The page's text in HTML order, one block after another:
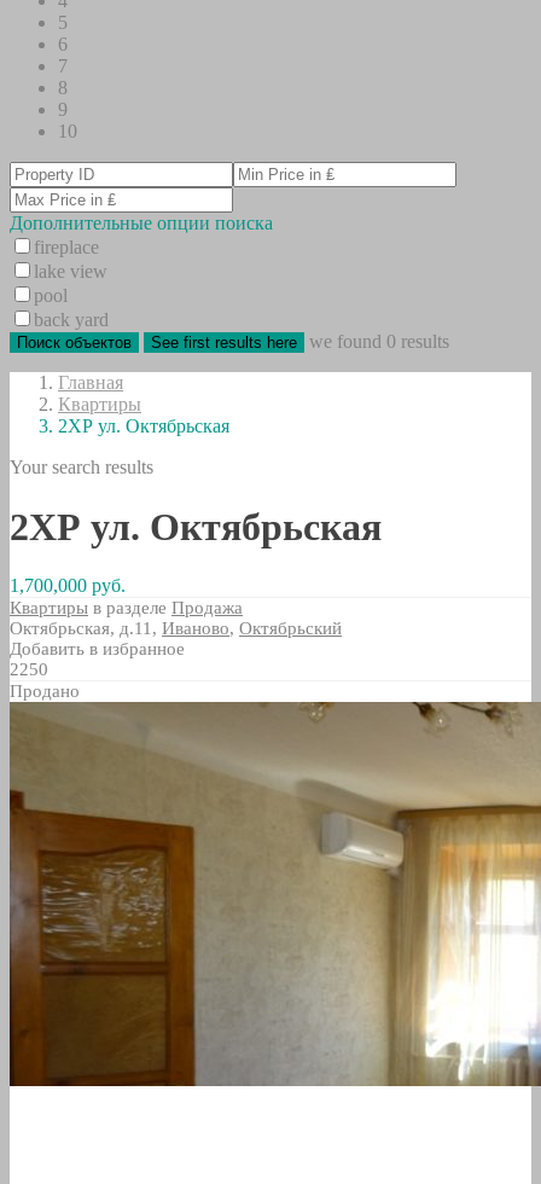
5
6
7
8
9
10
Дополнительные опции поиска
fireplace
lake view
pool
back yard
Поиск объектов See first results here we found 0 results
Главная
Квартиры
2ХР ул. Октябрьская
Your search results
2ХР ул. Октябрьская
1,700,000 руб.
Квартиры в разделе Продажа
Октябрьская, д.11, Иваново, Октябрьский
Добавить в избранное
2250
Продано